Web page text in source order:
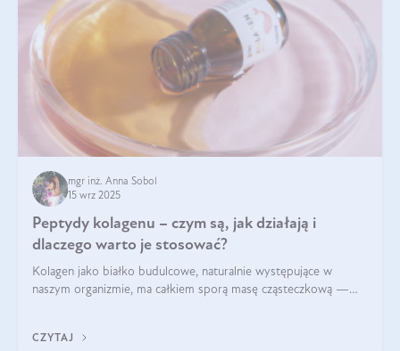
mgr inż. Anna Sobol
15 wrz 2025
Peptydy kolagenu – czym są, jak działają i
dlaczego warto je stosować?
Kolagen jako białko budulcowe, naturalnie występujące w
naszym organizmie, ma całkiem sporą masę cząsteczkową —
bardziej biodostępny
CZYTAJ